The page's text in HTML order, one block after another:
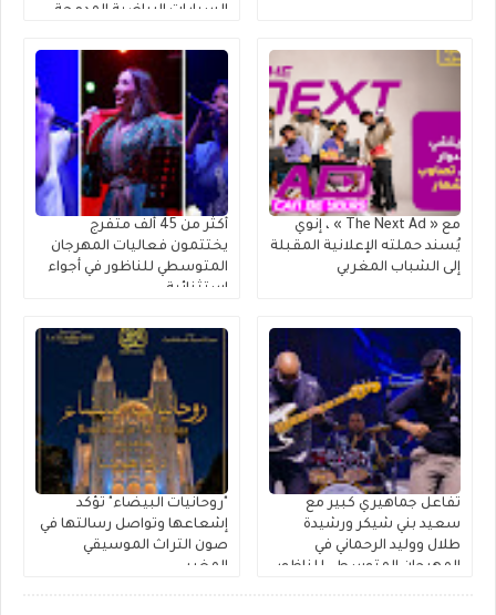
السيارات الرياضية المدمجة
مع « The Next Ad » ، إنوي
يُسند حملته الإعلانية المقبلة
إلى الشباب المغربي
أكثر من 45 ألف متفرج
يختتمون فعاليات المهرجان
المتوسطي للناظور في أجواء
استثنائية
تفاعل جماهيري كبير مع
سعيد بني شيكر ورشيدة
طلال ووليد الرحماني في
المهرجان المتوسطي للناظور
"روحانيات البيضاء" تؤكد
إشعاعها وتواصل رسالتها في
صون التراث الموسيقي
المغربي